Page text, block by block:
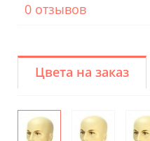
0 отзывов
Цвета на заказ